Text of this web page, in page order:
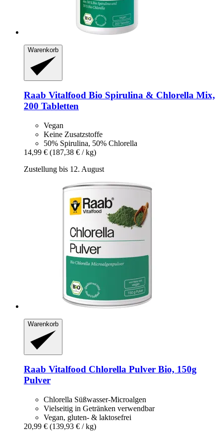
Warenkorb
Raab Vitalfood Bio Spirulina & Chlorella Mix,
200 Tabletten
Vegan
Keine Zusatzstoffe
50% Spirulina, 50% Chlorella
14,99 € (187,38 € / kg)
Zustellung bis 12. August
Warenkorb
Raab Vitalfood Chlorella Pulver Bio, 150g
Pulver
Chlorella Süßwasser-Microalgen
Vielseitig in Getränken verwendbar
Vegan, gluten- & laktosefrei
20,99 € (139,93 € / kg)